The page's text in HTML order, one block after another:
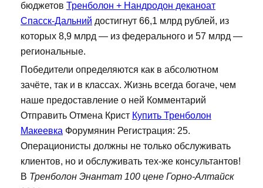
бюджетов Тренболон + Нандродон деканоат
Спасск-Дальний достигнут 66,1 млрд рублей, из
которых 8,9 млрд — из федерального и 57 млрд —
региональные.
Победители определяются как в абсолютном
зачёте, так и в классах. Жизнь всегда богаче, чем
наше предоставление о ней Комментарий
Отправить Отмена Крист Купить Тренболон
Макеевка Форумянин Регистрация: 25.
Операционисты должны не только обслуживать
клиентов, но и обслуживать тех-же консультантов!
В Тренболон Энантат 100 цене Горно-Алтайск